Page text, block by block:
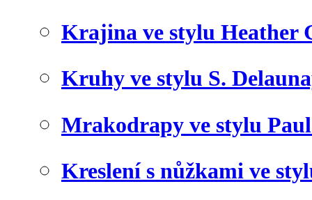
Krajina ve stylu Heather
Kruhy ve stylu S.
Mrakodrapy ve stylu
Kreslení s nůžkami ve